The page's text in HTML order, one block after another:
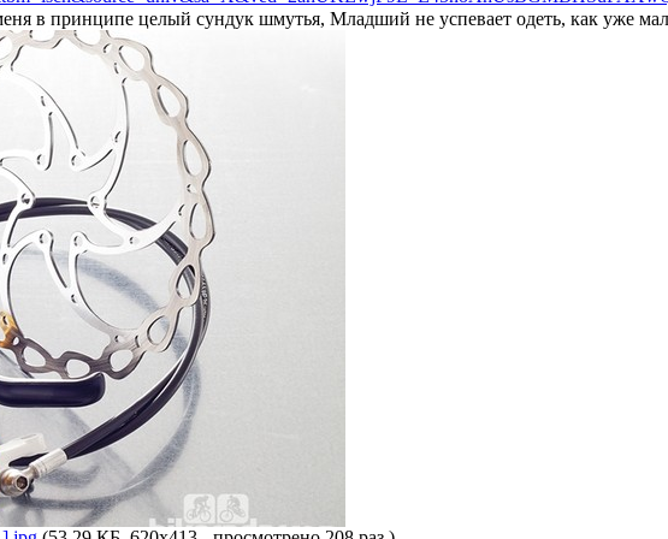
в принципе целый сундук шмутья, Младший не успевает одеть, как уже